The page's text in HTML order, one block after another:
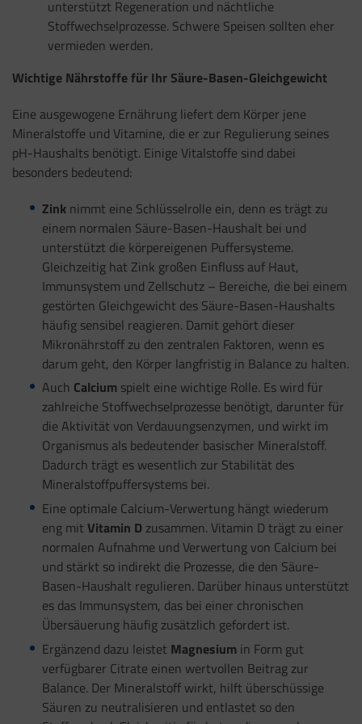
unterstützt Regeneration und nächtliche
Stoffwechselprozesse. Schwere Speisen sollten eher
vermieden werden.
Wichtige Nährstoffe für Ihr Säure-Basen-Gleichgewicht
Eine ausgewogene Ernährung liefert dem Körper jene
Mineralstoffe und Vitamine, die er zur Regulierung seines
pH-Haushalts benötigt. Einige Vitalstoffe sind dabei
besonders bedeutend:
Zinknimmt eine Schlüsselrolle ein, denn es trägt zu
einem normalen Säure-Basen-Haushalt bei und
unterstützt die körpereigenen Puffersysteme.
Gleichzeitig hat Zink großen Einfluss auf Haut,
Immunsystem und Zellschutz – Bereiche, die bei einem
gestörten Gleichgewicht des Säure-Basen-Haushalts
häufig sensibel reagieren. Damit gehört dieser
Mikronährstoff zu den zentralen Faktoren, wenn es
darum geht, den Körper langfristig in Balance zu halten.
Auch Calciumspielt eine wichtige Rolle. Es wird für
zahlreiche Stoffwechselprozesse benötigt, darunter für
die Aktivität von Verdauungsenzymen, und wirkt im
Organismus als bedeutender basischer Mineralstoff.
Dadurch trägt es wesentlich zur Stabilität des
Mineralstoffpuffersystems bei.
Eine optimale Calcium-Verwertung hängt wiederum
eng mit Vitamin Dzusammen. Vitamin D trägt zu einer
normalen Aufnahme und Verwertung von Calcium bei
und stärkt so indirekt die Prozesse, die den Säure-
Basen-Haushalt regulieren. Darüber hinaus unterstützt
es das Immunsystem, das bei einer chronischen
Übersäuerung häufig zusätzlich gefordert ist.
Ergänzend dazu leistet Magnesiumin Form gut
verfügbarer Citrate einen wertvollen Beitrag zur
Balance. Der Mineralstoff wirkt, hilft überschüssige
Säuren zu neutralisieren und entlastet so den